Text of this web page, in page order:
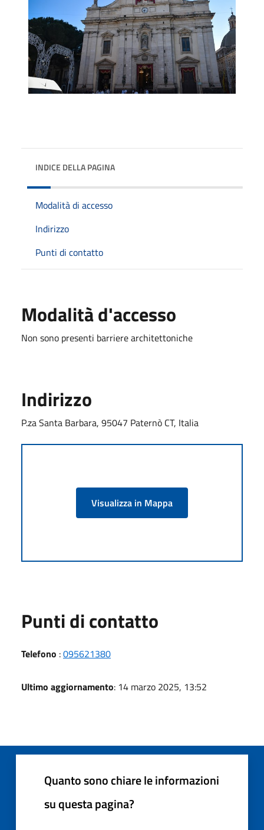
INDICE DELLA PAGINA
Modalità di accesso
Indirizzo
Punti di contatto
Modalità d'accesso
Non sono presenti barriere architettoniche
Indirizzo
P.za Santa Barbara, 95047 Paternò CT, Italia
Visualizza in Mappa
Punti di contatto
Telefono :095621380
Ultimo aggiornamento: 14 marzo 2025, 13:52
Quanto sono chiare le informazioni
su questa pagina?